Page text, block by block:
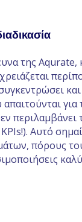
της Aqurate,
περιλαμβάνει
Αυτό
πόρους